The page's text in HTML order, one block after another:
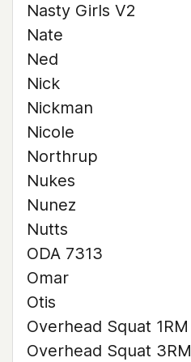
Nasty Girls V2
Nate
Ned
Nick
Nickman
Nicole
Northrup
Nukes
Nunez
Nutts
ODA 7313
Omar
Otis
Overhead Squat 1RM
Overhead Squat 3RM